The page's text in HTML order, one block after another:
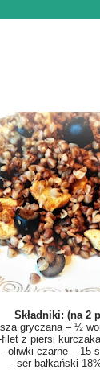
Składniki: (na 2
gryczana – ½
-filet z piersi
- oliwki czarne – 15
- ser bałkański